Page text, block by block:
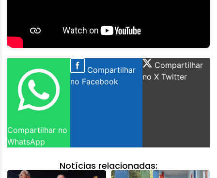
Compartilhar no
WhatsApp
Compartilhar
no Facebook
Compartilhar
no X Twitter
Notícias relacionadas: